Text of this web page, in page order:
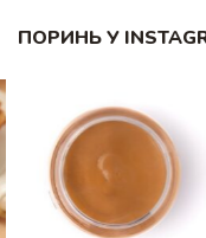
ПОРИНЬ У